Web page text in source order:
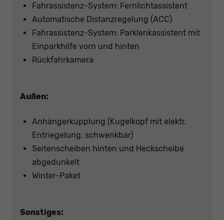
Fahrassistenz-System: Fernlichtassistent
Automatische Distanzregelung (ACC)
Fahrassistenz-System: Parklenkassistent mit
Einparkhilfe vorn und hinten
Rückfahrkamera
Außen:
Anhängerkupplung (Kugelkopf mit elektr.
Entriegelung, schwenkbar)
Seitenscheiben hinten und Heckscheibe
abgedunkelt
Winter-Paket
Sonstiges: